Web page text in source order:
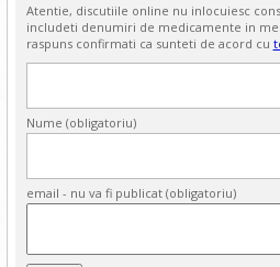
Atentie, discutiile online nu inlocuiesc
includeti denumiri de medicamente in
raspuns confirmati ca sunteti de acord cu
Nume (obligatoriu)
email - nu va fi publicat (obligatoriu)